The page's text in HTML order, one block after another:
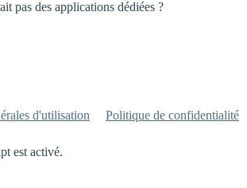
pas des applications dédiées ?
d'utilisation Politique de confidentialité
est activé.